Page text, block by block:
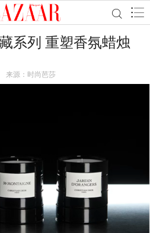
系列 重塑香氛蜡烛
来源：时尚芭莎